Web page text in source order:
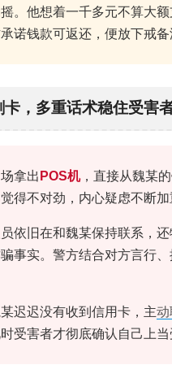
。他想着一千多元不算大
诺钱款可返还，便放下戒
，多重话术稳住受害
拿出 POS机，直接从魏某
得不对劲，内心疑虑不断
依旧在和魏某保持联系，
事实。警方结合对方言行
迟迟没有收到信用卡，主动
受害者才彻底确认自己上当